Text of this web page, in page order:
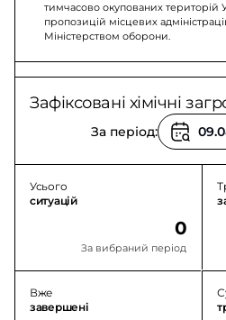
тимчасово окупованих територій
пропозицій місцевих
Міністерством оборони.
Зафіксовані хімічні
За період:
Усього
ситуацій
0
За вибраний період
Вже
завершені